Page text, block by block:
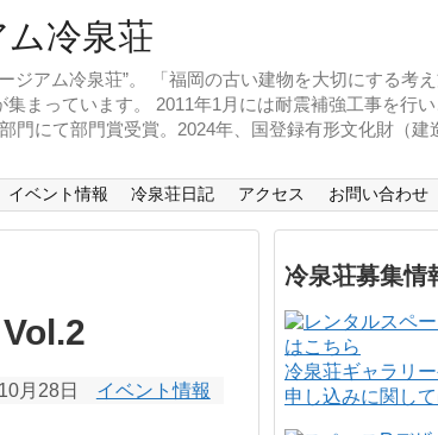
アム冷泉荘”。 「福岡の古い建物を大切にする考
まっています。 2011年1月には耐震補強工事を行
門にて部門賞受賞。2024年、国登録有形文化財（建
イベント情報 冷泉荘日記 アクセス お問い合わせ
月28日 イベント情報
冷泉荘募集情
冷泉荘ギャラリ
申し込みに関し